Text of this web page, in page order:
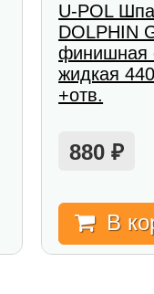
U-POL
DOLPHIN
финишная
жидкая
+отв.
880₽
В